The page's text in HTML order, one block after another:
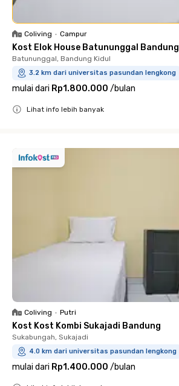
Coliving • Campur
Kost Elok House Batununggal Bandung
Batununggal, Bandung Kidul
3.2 km dari universitas pasundan lengkong
mulai dari Rp1.800.000 /bulan
Lihat info lebih banyak
Coliving • Putri
Kost Kost Kombi Sukajadi Bandung
Sukabungah, Sukajadi
4.0 km dari universitas pasundan lengkong
mulai dari Rp1.400.000 /bulan